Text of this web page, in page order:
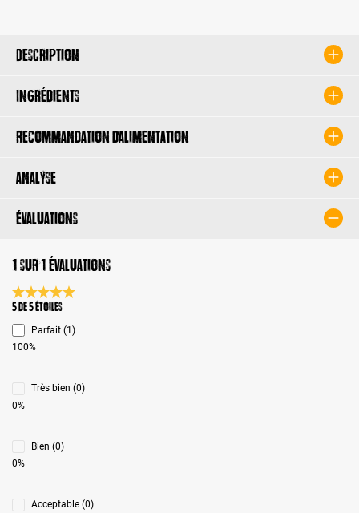
Description
Ingrédients
Recommandation d’alimentation
Analyse
Évaluations
1 sur 1 évaluations
Note moyenne de 5 sur 5 étoiles
5 de 5 Étoiles
Parfait (1)
100%
Très bien (0)
0%
Bien (0)
0%
Acceptable (0)